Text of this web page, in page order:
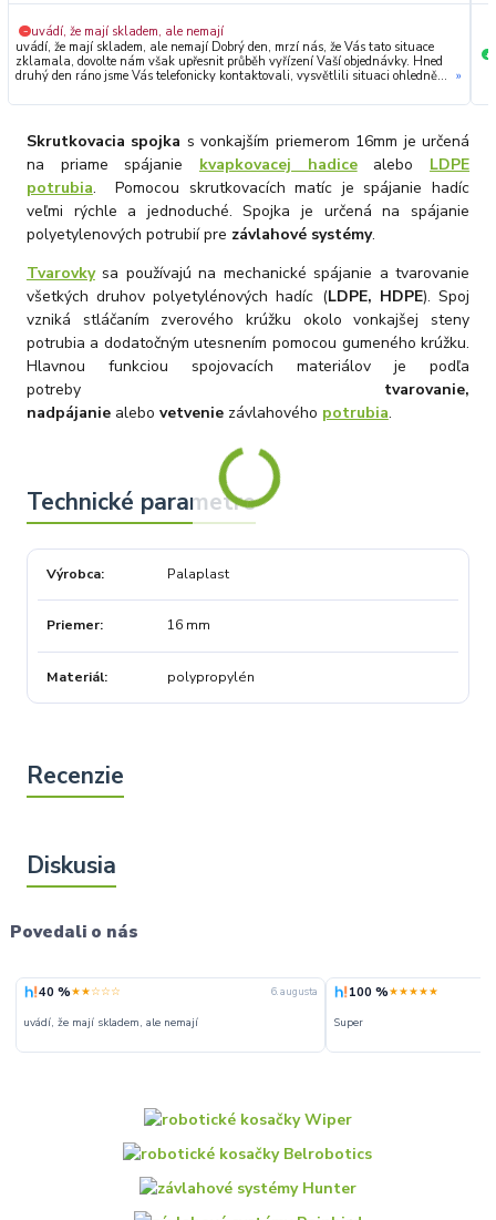
− uvádí, že mají skladem, ale nemají
uvádí, že mají skladem, ale nemají Dobrý den, mrzí nás, že Vás tato situace
zklamala, dovolte nám však upřesnit průběh vyřízení Vaší objednávky. Hned
druhý den ráno jsme Vás telefonicky kontaktovali, vysvětlili situaci ohledně
dodavatele. Jelikož zboží nebylo k dispozici ani u něj, museli jsme objednávku
Zakládáme si na férovém a rychlém jednání. O to více nás mrzí, že i přes naši
okamžitou reakci, osobní telefonát a maximální snahu náš obchod
nedoporučujete. Věříme, že nám v budoucnu dáte příležitost přesvědčit Vás o
kvalitě našich služeb. Tým OZY.market
»
+
Skrutkovacia spojka s vonkajším priemerom 16mm je určená
na priame spájanie kvapkovacej hadicealebo LDPE
potrubia. Pomocou skrutkovacích matíc je spájanie hadíc
veľmi rýchle a jednoduché. Spojka je určená na spájanie
polyetylenových potrubií pre závlahové systémy.
Tvarovkysa používajú na mechanické spájanie a tvarovanie
všetkých druhov polyetylénových hadíc (LDPE, HDPE). Spoj
vzniká stláčaním zverového krúžku okolo vonkajšej steny
potrubia a dodatočným utesnením pomocou gumeného krúžku.
Hlavnou funkciou spojovacích materiálov je podľa
potreby tvarovanie,
nadpájaniealebo vetveniezávlahového potrubia.
Výrobca Palaplast
Priemer 16 mm
Materiál polypropylén
Povedali o nás
40 %★★☆☆☆ 6. augusta
uvádí, že mají skladem, ale nemají
100 %★★★★★
Super